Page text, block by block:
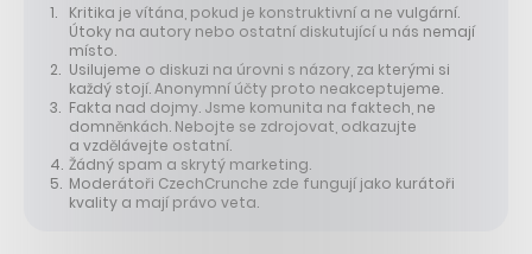
Kritika je vítána, pokud je konstruktivní a ne vulgární.
Útoky na autory nebo ostatní diskutující u nás nemají
místo.
Usilujeme o diskuzi na úrovni s názory, za kterými si
každý stojí. Anonymní účty proto neakceptujeme.
Fakta nad dojmy. Jsme komunita na faktech, ne
domněnkách. Nebojte se zdrojovat, odkazujte
a vzdělávejte ostatní.
Žádný spam a skrytý marketing.
Moderátoři CzechCrunche zde fungují jako kurátoři
kvality a mají právo veta.